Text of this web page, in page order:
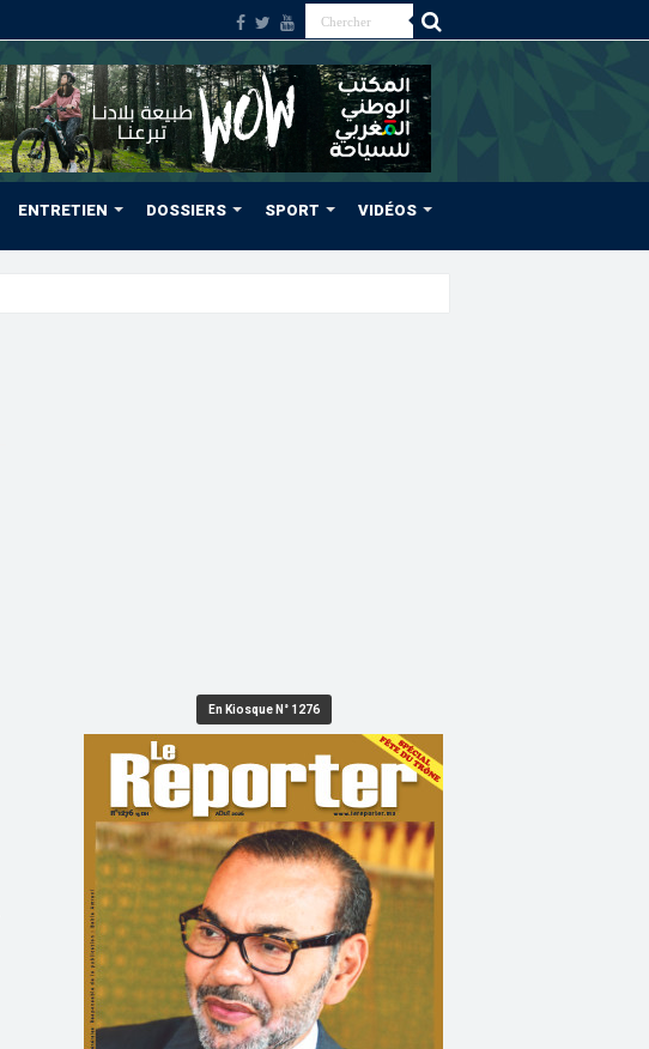
ENTRETIEN DOSSIERS SPORT VIDÉOS
En Kiosque N° 1276